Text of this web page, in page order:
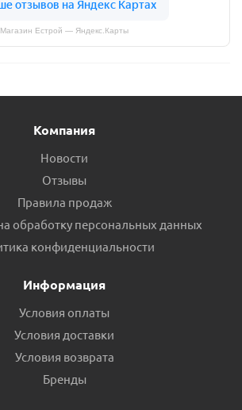
Магазин Естрой — Яндекс.Карты
Компания
Новости
Отзывы
Правила продаж
обработку персональных данных
конфиденциальности
Информация
Условия оплаты
Условия доставки
Условия возврата
Бренды